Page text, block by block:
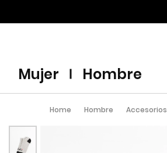
mujer hombre
Home Hombre Accesorios